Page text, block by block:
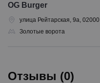
OG Burger
улица Рейтарская, 9а, 02000
Золотые ворота
Отзывы (0)